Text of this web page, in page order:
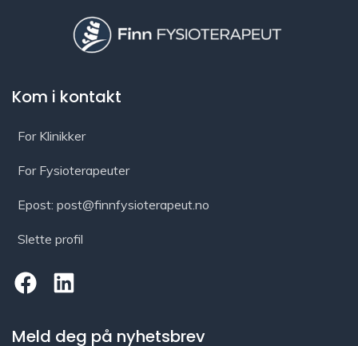
Kom i kontakt
For Klinikker
For Fysioterapeuter
Epost: post@finnfysioterapeut.no
Slette profil
Meld deg på nyhetsbrev